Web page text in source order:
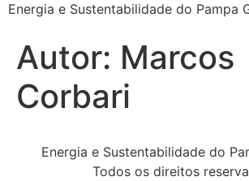
Energia e Sustentabilidade do Pampa
Autor: Marcos
Corbari
Energia e Sustentabilidade do
Todos os direitos